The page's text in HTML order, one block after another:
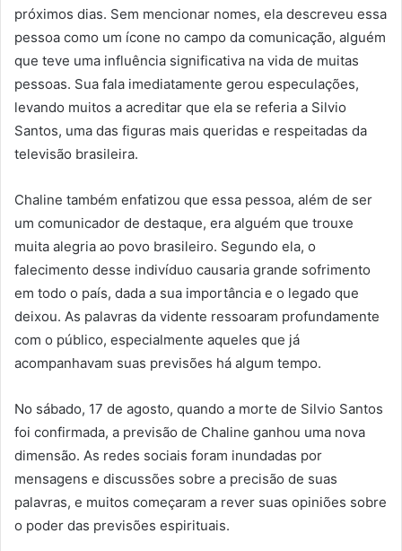
próximos dias. Sem mencionar nomes, ela descreveu essa
pessoa como um ícone no campo da comunicação, alguém
que teve uma influência significativa na vida de muitas
pessoas. Sua fala imediatamente gerou especulações,
levando muitos a acreditar que ela se referia a Silvio
Santos, uma das figuras mais queridas e respeitadas da
televisão brasileira.
Chaline também enfatizou que essa pessoa, além de ser
um comunicador de destaque, era alguém que trouxe
muita alegria ao povo brasileiro. Segundo ela, o
falecimento desse indivíduo causaria grande sofrimento
em todo o país, dada a sua importância e o legado que
deixou. As palavras da vidente ressoaram profundamente
com o público, especialmente aqueles que já
acompanhavam suas previsões há algum tempo.
No sábado, 17 de agosto, quando a morte de Silvio Santos
foi confirmada, a previsão de Chaline ganhou uma nova
dimensão. As redes sociais foram inundadas por
mensagens e discussões sobre a precisão de suas
palavras, e muitos começaram a rever suas opiniões sobre
o poder das previsões espirituais.